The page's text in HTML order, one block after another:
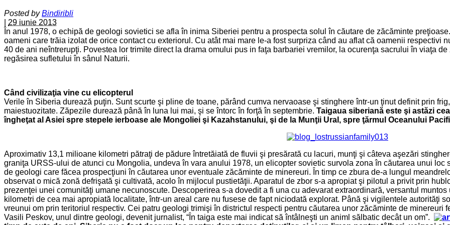
Posted byBindiribli
29 iunie 2013
În anul 1978, o echipă de geologi sovietici se afla în inima Siberiei pentru a prospecta solul în căutare de zăcăminte
oameni care trăia izolat de orice contact cu exteriorul. Cu atât mai mare le-a fost surpriza când au aflat că oamenii respectivi
40 de ani neîntrerupţi. Povestea lor trimite direct la drama omului pus in faţa barbariei vremilor, la ocurenţa sacrului în viaţa
regăsirea sufletului în sânul Naturii.
Când civilizaţia vine cu elicopterul
Verile în Siberia durează puţin. Sunt scurte şi pline de toane, părând cumva nervaoase şi stinghere într-un ţinut definit prin
maiestuozitate. Zăpezile durează până în luna lui mai, şi se întorc în forţă în septembrie. Taigaua siberiană este şi astăzi
îngheţat al Asiei spre stepele ierboase ale Mongoliei şi Kazahstanului, şi de la Munţii Ural, spre ţărmul Oceanului
Aproximativ 13,1 milioane kilometri pătraţi de pădure întretăiată de fluvii şi presărată cu lacuri, munţi şi câteva aşezări
graniţa URSS-ului de atunci cu Mongolia, undeva în vara anului 1978, un elicopter sovietic survola zona în căutarea unui
de geologi care făcea prospecţiuni în căutarea unor eventuale zăcăminte de minereuri. În timp ce zbura de-a lungul
observat o mică zonă defrişată şi cultivată, acolo în mijlocul pustietăţii. Aparatul de zbor s-a apropiat şi pilotul a privit prin
prezenţei unei comunităţi umane necunoscute. Descoperirea s-a dovedit a fi una cu adevarat extraordinară, versantul
kilometri de cea mai apropiată localitate, într-un areal care nu fusese de fapt niciodată explorat. Până şi vigilentele autorităţi
vreunui om prin teritoriul respectiv. Cei patru geologi trimişi în districtul respecti pentru căutarea unor zăcăminte de
Vasili Peskov, unul dintre geologi, devenit jurnalist, “În taiga este mai indicat să întâlneşti un animl sălbatic decât un om”.